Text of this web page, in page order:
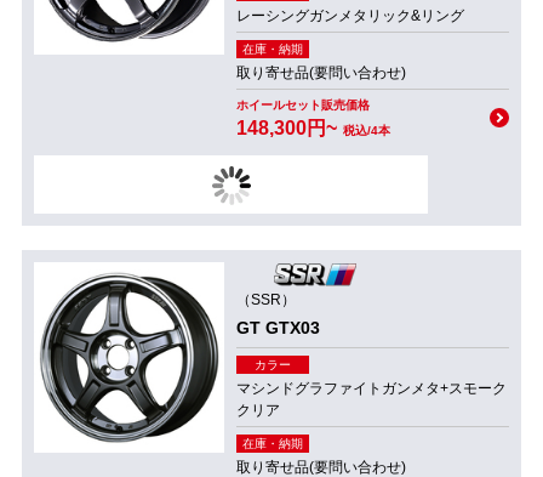
レーシングガンメタリック&リング
在庫・納期
取り寄せ品(要問い合わせ)
ホイールセット販売価格
148,300円~ 税込/4本
（SSR）
GT GTX03
カラー
マシンドグラファイトガンメタ+スモーク
クリア
在庫・納期
取り寄せ品(要問い合わせ)